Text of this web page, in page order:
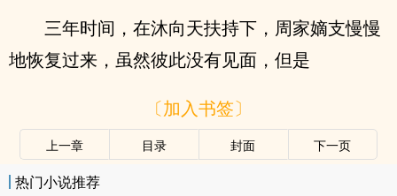
三年时间，在沐向天扶持下，周家嫡支慢慢
地恢复过来，虽然彼此没有见面，但是
〔加入书签〕
上一章 目录 封面 下一页
热门小说推荐